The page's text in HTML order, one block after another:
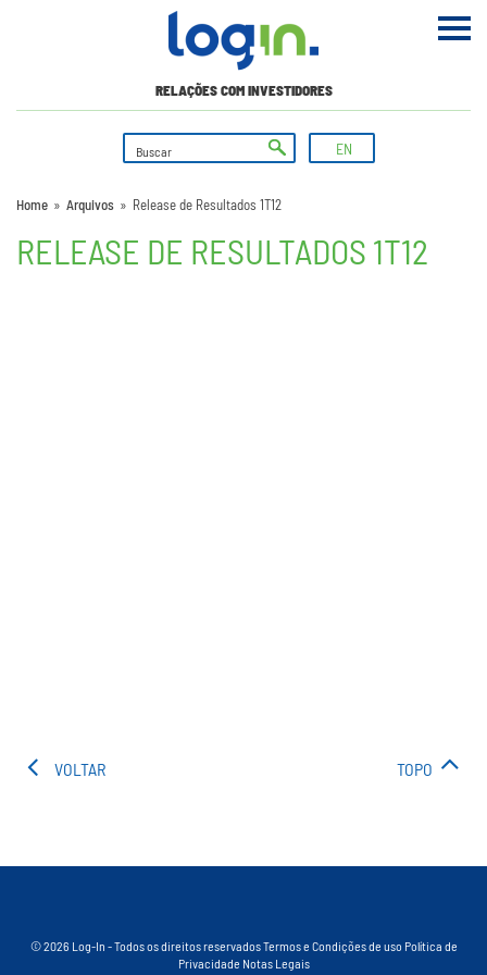
RELAÇÕES COM INVESTIDORES
EN
Home » Arquivos » Release de Resultados 1T12
RELEASE DE RESULTADOS 1T12
VOLTAR TOPO
© 2026 Log-In - Todos os direitos reservadosTermos e Condições de uso Política de
Privacidade Notas Legais